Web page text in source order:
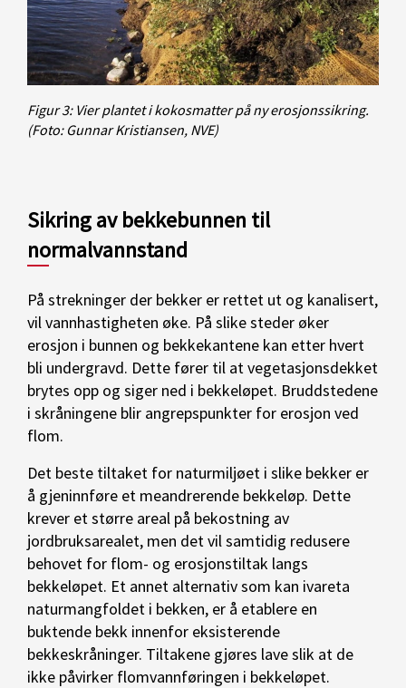
Figur 3: Vier plantet i kokosmatter på ny erosjonssikring.
(Foto: Gunnar Kristiansen, NVE)
Sikring av bekkebunnen til
normalvannstand
På strekninger der bekker er rettet ut og kanalisert,
vil vannhastigheten øke. På slike steder øker
erosjon i bunnen og bekkekantene kan etter hvert
bli undergravd. Dette fører til at vegetasjonsdekket
brytes opp og siger ned i bekkeløpet. Bruddstedene
i skråningene blir angrepspunkter for erosjon ved
flom.
Det beste tiltaket for naturmiljøet i slike bekker er
å gjeninnføre et meandrerende bekkeløp. Dette
krever et større areal på bekostning av
jordbruksarealet, men det vil samtidig redusere
behovet for flom- og erosjonstiltak langs
bekkeløpet. Et annet alternativ som kan ivareta
naturmangfoldet i bekken, er å etablere en
buktende bekk innenfor eksisterende
bekkeskråninger. Tiltakene gjøres lave slik at de
ikke påvirker flomvannføringen i bekkeløpet.